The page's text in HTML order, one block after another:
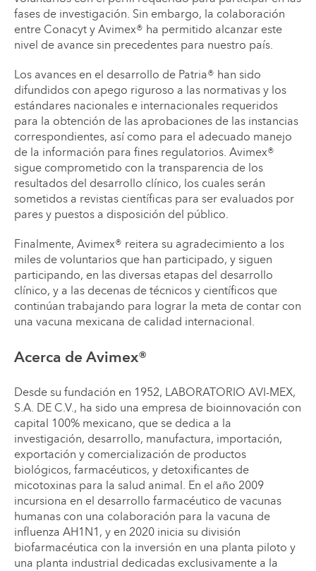
fases de investigación. Sin embargo, la colaboración
entre Conacyt y Avimex® ha permitido alcanzar este
nivel de avance sin precedentes para nuestro país.
Los avances en el desarrollo de Patria® han sido
difundidos con apego riguroso a las normativas y los
estándares nacionales e internacionales requeridos
para la obtención de las aprobaciones de las instancias
correspondientes, así como para el adecuado manejo
de la información para fines regulatorios. Avimex®
sigue comprometido con la transparencia de los
resultados del desarrollo clínico, los cuales serán
sometidos a revistas científicas para ser evaluados por
pares y puestos a disposición del público.
Finalmente, Avimex® reitera su agradecimiento a los
miles de voluntarios que han participado, y siguen
participando, en las diversas etapas del desarrollo
clínico, y a las decenas de técnicos y científicos que
continúan trabajando para lograr la meta de contar con
una vacuna mexicana de calidad internacional.
Acerca de Avimex®
Desde su fundación en 1952, LABORATORIO AVI-MEX,
S.A. DE C.V., ha sido una empresa de bioinnovación con
capital 100% mexicano, que se dedica a la
investigación, desarrollo, manufactura, importación,
exportación y comercialización de productos
biológicos, farmacéuticos, y detoxificantes de
micotoxinas para la salud animal. En el año 2009
incursiona en el desarrollo farmacéutico de vacunas
humanas con una colaboración para la vacuna de
influenza AH1N1, y en 2020 inicia su división
biofarmacéutica con la inversión en una planta piloto y
una planta industrial dedicadas exclusivamente a la